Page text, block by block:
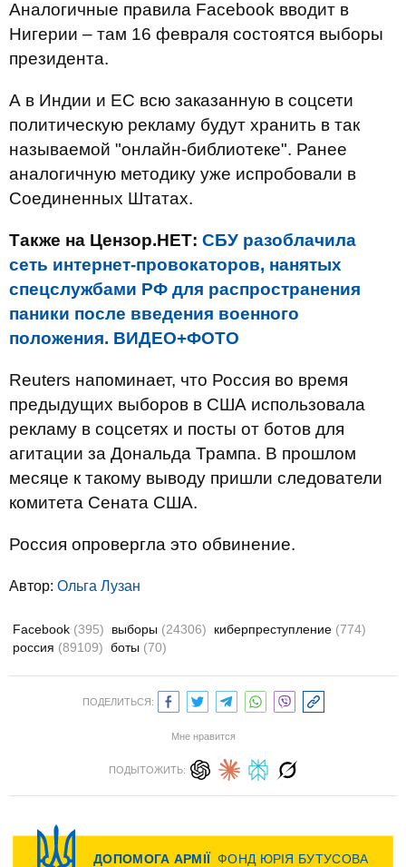
Аналогичные правила Facebook вводит в
Нигерии – там 16 февраля состоятся выборы
президента.
А в Индии и ЕС всю заказанную в соцсети
политическую рекламу будут хранить в так
называемой "онлайн-библиотеке". Ранее
аналогичную методику уже испробовали в
Соединенных Штатах.
Также на Цензор.НЕТ: СБУ разоблачила
сеть интернет-провокаторов, нанятых
спецслужбами РФ для распространения
паники после введения военного
положения. ВИДЕО+ФОТО
Reuters напоминает, что Россия во время
предыдущих выборов в США использовала
рекламу в соцсетях и посты от ботов для
агитации за Дональда Трампа. В прошлом
месяце к такому выводу пришли следователи
комитета Сената США.
Россия опровергла это обвинение.
Автор: Ольга Лузан
Facebook (395) выборы (24306) киберпреступление (774)
россия (89109) боты (70)
ПОДЕЛИТЬСЯ:
Мне нравится
ПОДЫТОЖИТЬ: